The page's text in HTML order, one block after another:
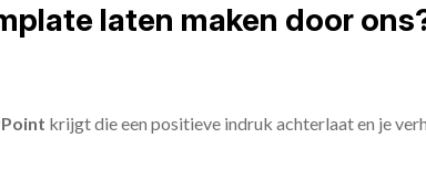
laten maken door
krijgt die een positieve indruk achterlaat en je